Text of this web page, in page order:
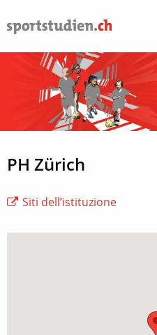
PH Zürich
Siti dell’istituzione